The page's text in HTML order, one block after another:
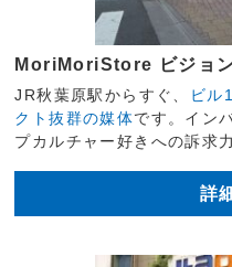
MoriMoriStore ビジョ
JR秋葉原駅からすぐ、
ビル
クト抜群の媒体です。イン
プカルチャー好きへの訴求
詳